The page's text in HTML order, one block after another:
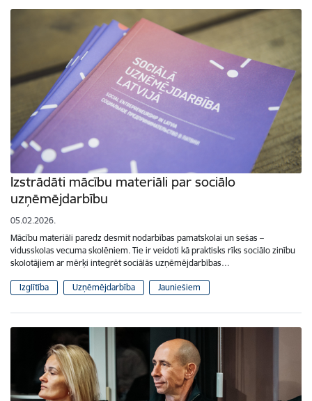
Izstrādāti mācību materiāli par sociālo
uzņēmējdarbību
05.02.2026.
Mācību materiāli paredz desmit nodarbības pamatskolai un sešas –
vidusskolas vecuma skolēniem. Tie ir veidoti kā praktisks rīks sociālo zinību
skolotājiem ar mērķi integrēt sociālās uzņēmējdarbības…
Izglītība Uzņēmējdarbība Jauniešiem